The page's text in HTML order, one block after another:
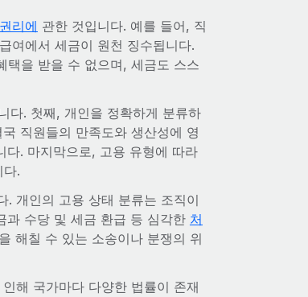
리에 관한 것입니다. 예를 들어, 직
여에서 세금이 원천 징수됩니다.
택을 받을 수 없으며, 세금도 스스
다. 첫째, 개인을 정확하게 분류하
직원들의 만족도와 생산성에 영
다. 마지막으로, 고용 유형에 따라
.
. 개인의 고용 상태 분류는 조직이
과 수당 및 세금 환급 등 심각한 처
해칠 수 있는 소송이나 분쟁의 위
해 국가마다 다양한 법률이 존재